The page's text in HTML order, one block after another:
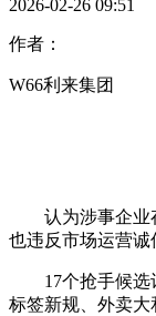
2026-02-26 09:51
作者：
W66利来集团
认为涉事企业存
也违反市场运营诚
17个抢手候选词
标签新规、外卖大